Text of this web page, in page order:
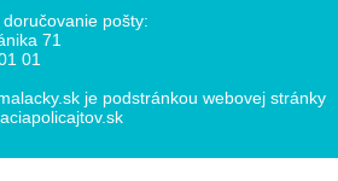
pošty:
71
01
je podstránkou webovej stránky